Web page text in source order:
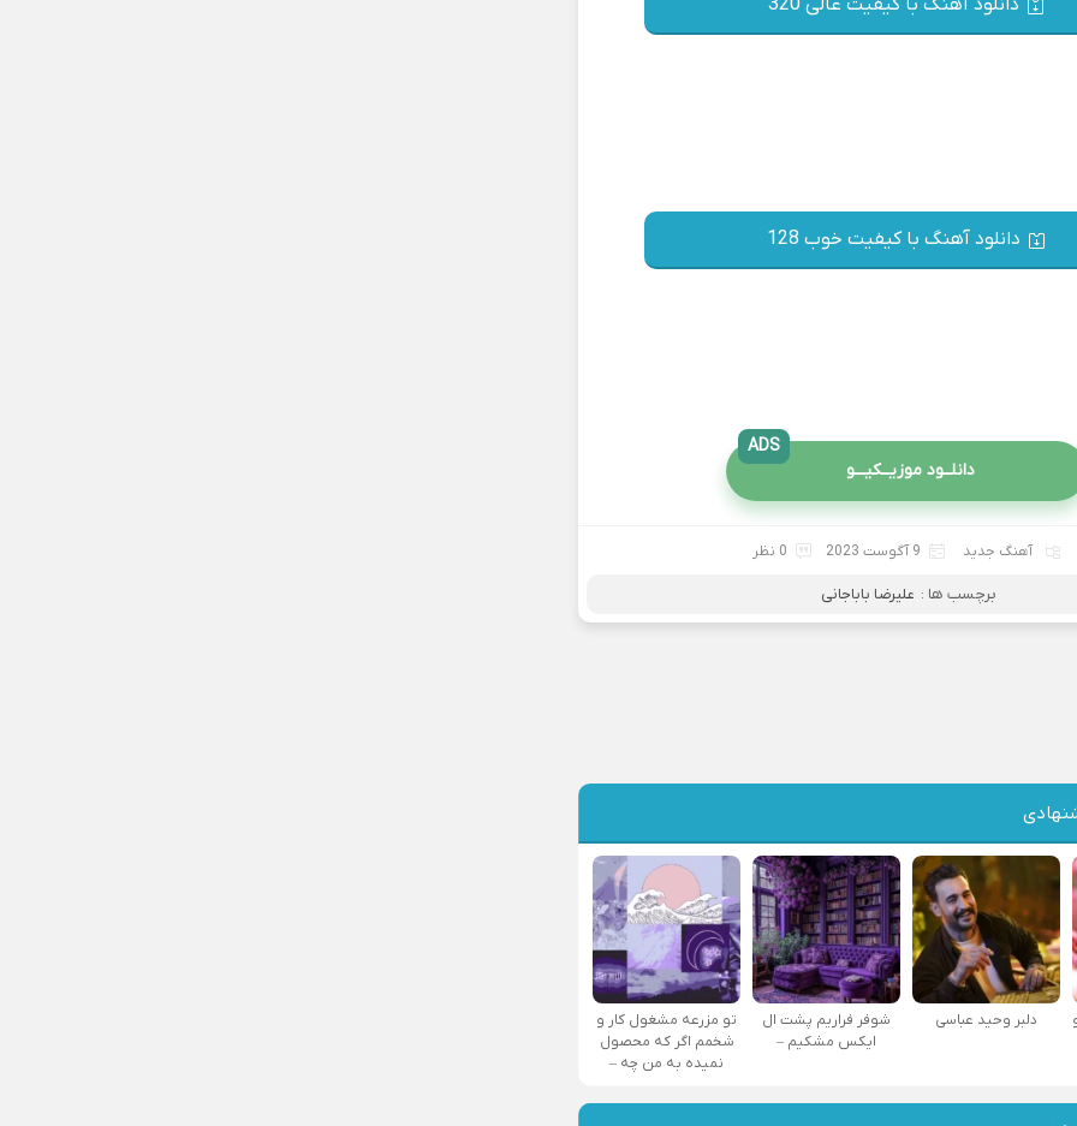
دانلود آهنگ با کیفیت عالی 320
دانلود آهنگ با کیفیت خوب 128
دانلــود موزیــکیـــو
ADS
آهنگ جدید 9 آگوست 2023 0 نظر
برچسب ها : علیرضا باباجانی
دلبر وحید عباسی
شوفر فراریم پشت ال
ایکس مشکیم –
تو مزرعه مشغول کار و
شخمم اگر که محصول
نمیده به من چه –